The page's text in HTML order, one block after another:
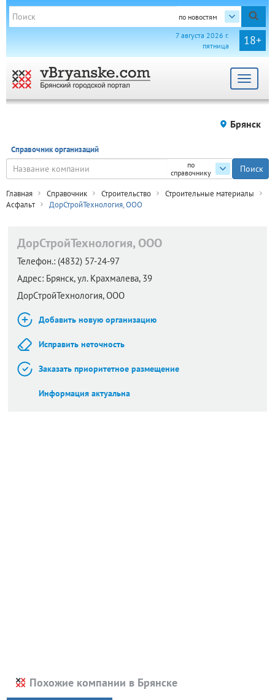
по новостям
18+
7 августа 2026 г.
пятница
Toggle
Брянск
Справочник организаций
по
справочнику
Главная Справочник Строительство
Строительные материалы
Асфальт
ДорСтройТехнология, ООО
ДорСтройТехнология, ООО
Телефон.: (4832) 57-24-97
Адрес: Брянск,ул. Крахмалева, 39
ДорСтройТехнология, ООО
Добавить новую организацию
Исправить неточность
Заказать приоритетное размещение
Информация актуальна
Похожие компании в Брянске